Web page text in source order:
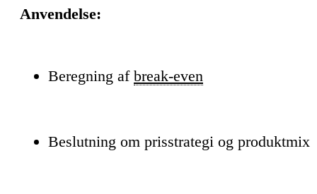
Anvendelse:
Beregning af break-even
Beslutning om prisstrategi og produktmix